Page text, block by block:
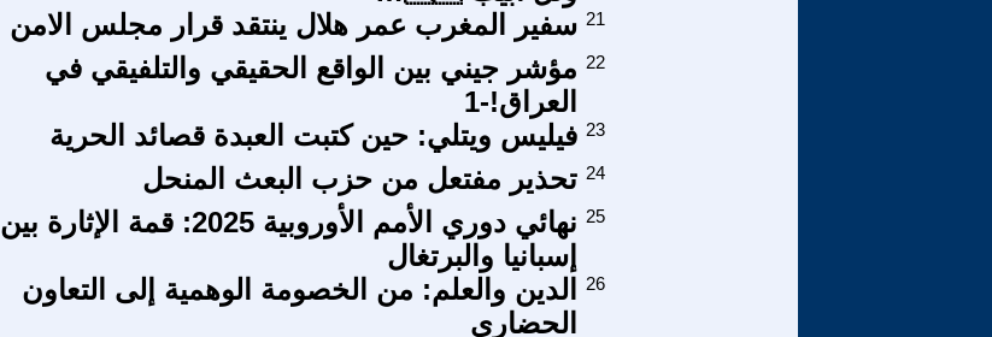
سفير المغرب عمر هلال ينتقد قرار مجلس الامن 21
مؤشر جيني بين الواقع الحقيقي والتلفيقي في
العراق!-1
22
فيليس ويتلي: حين كتبت العبدة قصائد الحرية 23
تحذير مفتعل من حزب البعث المنحل 24
نهائي دوري الأمم الأوروبية 2025: قمة الإثارة بين
إسبانيا والبرتغال
25
الدين والعلم: من الخصومة الوهمية إلى التعاون
الحضاري
26